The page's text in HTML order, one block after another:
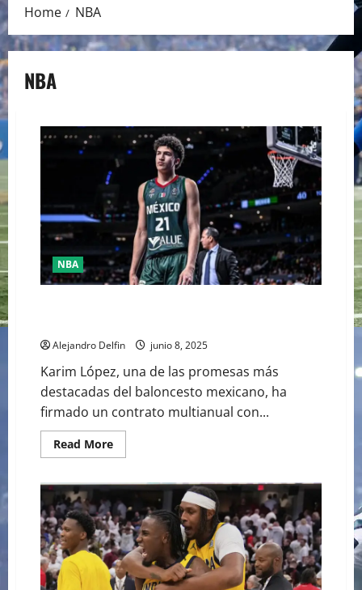
Home NBA
NBA
NBA
Alejandro Delfin junio 8, 2025
Karim López, una de las promesas más
destacadas del baloncesto mexicano, ha
firmado un contrato multianual con...
Read MoreRead
more
PROMESA
MEXICANA
DEL
BALONCESTO
KARIM
LÓPEZ
FIRMA
CON
ADIDAS